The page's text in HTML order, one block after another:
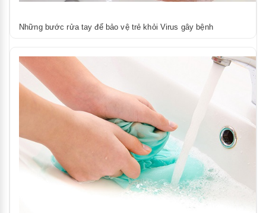
Những bước rửa tay để bảo vệ trẻ khỏi Virus gây bệnh